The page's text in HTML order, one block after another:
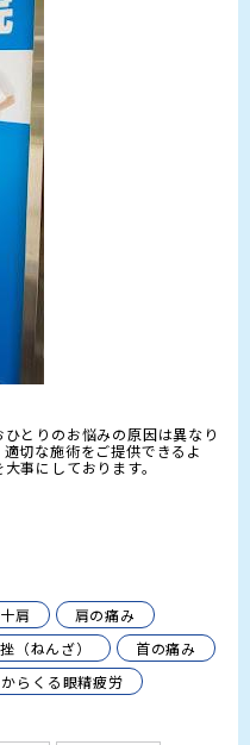
とりのお悩みの原因は異なり
切な施術をご提供できるよ
事にしております。
肩
肩の痛み
（ねんざ）
首の痛み
らくる眼精疲労